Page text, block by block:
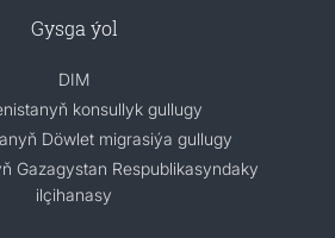
Gysga ýol
DIM
konsullyk gullugy
Döwlet migrasiýa gullugy
Gazagystan Respublikasyndaky
ilçihanasy